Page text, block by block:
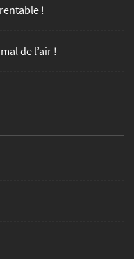
!
de l’air !